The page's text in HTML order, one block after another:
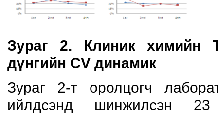
Зураг 2. Клиник химийн
дүнгийн CV динамик
Зураг 2-т оролцогч
ийлдсэнд шинжилсэн 23